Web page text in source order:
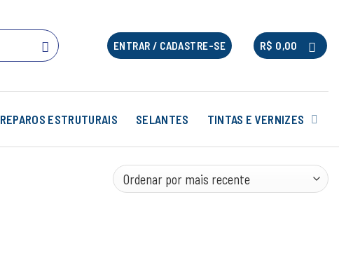
ENTRAR / CADASTRE-SE R$ 0,00
REPAROS ESTRUTURAIS SELANTES TINTAS E VERNIZES